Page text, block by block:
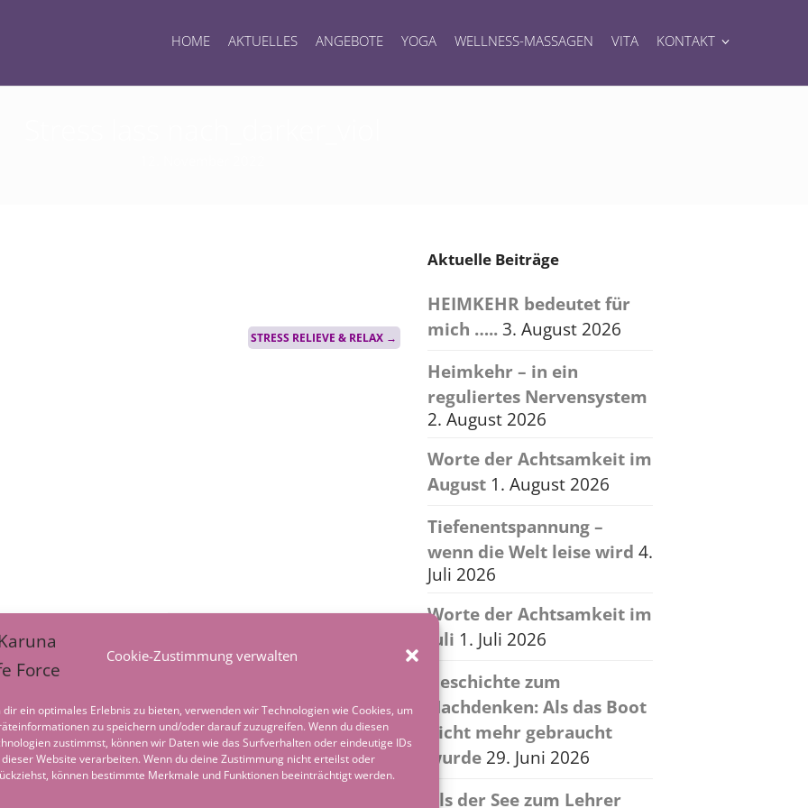
Cookie-Zustimmung verwalten
dir ein optimales Erlebnis zu bieten, verwenden wir Technologien wie Cookies, um
zu speichern und/oder darauf zuzugreifen. Wenn du diesen
zustimmst, können wir Daten wie das Surfverhalten oder eindeutige IDs
Website verarbeiten. Wenn du deine Zustimmung nicht erteilst oder
können bestimmte Merkmale und Funktionen beeinträchtigt werden.
HOME AKTUELLES ANGEBOTE YOGA WELLNESS-MASSAGEN VITA KONTAKT
STRESS RELIEVE & RELAX →
Aktuelle Beiträge
HEIMKEHR bedeutet für
mich …..3. August 2026
Heimkehr – in ein
reguliertes Nervensystem
2. August 2026
Worte der Achtsamkeit im
August 1. August 2026
Tiefenentspannung –
wenn die Welt leise wird 4.
Juli 2026
Worte der Achtsamkeit im
Juli 1. Juli 2026
Geschichte zum
Nachdenken: Als das Boot
nicht mehr gebraucht
wurde 29. Juni 2026
Als der See zum Lehrer